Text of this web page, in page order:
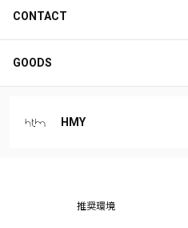
CONTACT
GOODS
HMY
推奨環境